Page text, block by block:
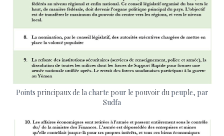
Points principaux de la charte pour le pouvoir du peuple, par
Sudfa